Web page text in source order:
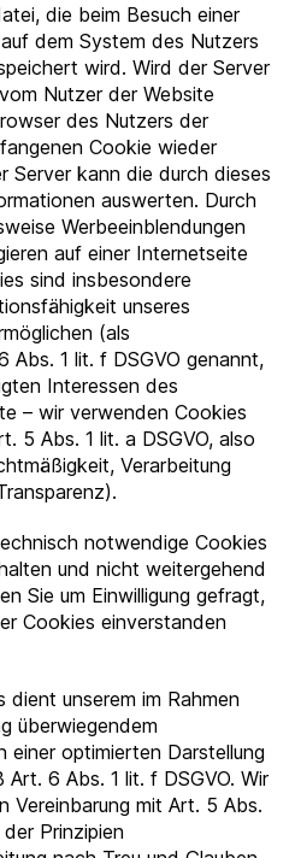
die beim Besuch einer
dem System des Nutzers
wird. Wird der Server
Nutzer der Website
des Nutzers der
Cookie wieder
Server kann die durch dieses
auswerten. Durch
Werbeeinblendungen
auf einer Internetseite
sind insbesondere
unseres
(als
Abs. 1 lit. f DSGVO genannt,
Interessen des
– wir verwenden Cookies
5 Abs. 1 lit. a DSGVO, also
Verarbeitung
notwendige Cookies
und nicht weitergehend
Sie um Einwilligung gefragt,
Cookies einverstanden
unserem im Rahmen
überwiegendem
einer optimierten Darstellung
6 Abs. 1 lit. f DSGVO. Wir
Vereinbarung mit Art. 5 Abs.
Prinzipien